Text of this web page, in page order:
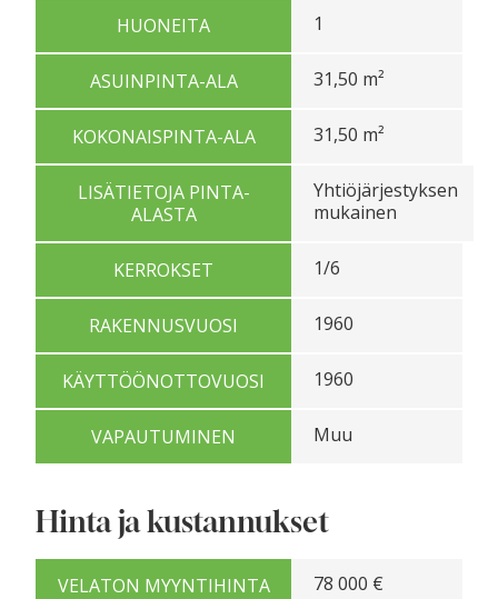
HUONEITA 1
ASUINPINTA-ALA 31,50 m²
KOKONAISPINTA-ALA 31,50 m²
LISÄTIETOJA PINTA-
ALASTA
Yhtiöjärjestyksen
mukainen
KERROKSET 1/6
RAKENNUSVUOSI 1960
KÄYTTÖÖNOTTOVUOSI 1960
VAPAUTUMINEN Muu
Hinta ja kustannukset
VELATON MYYNTIHINTA 78 000 €